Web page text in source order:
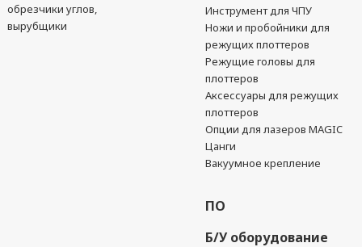
обрезчики углов,
вырубщики
Инструмент для ЧПУ
Ножи и пробойники для
режущих плоттеров
Режущие головы для
плоттеров
Аксессуары для режущих
плоттеров
Опции для лазеров MAGIC
Цанги
Вакуумное крепление
ПО
Б/У оборудование